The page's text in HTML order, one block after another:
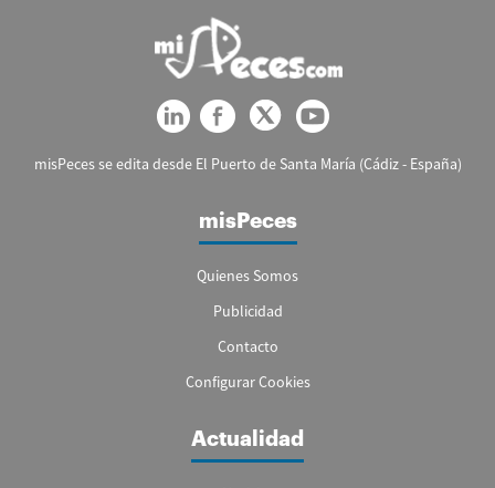
misPeces se edita desde El Puerto de Santa María (Cádiz - España)
misPeces
Quienes Somos
Publicidad
Contacto
Configurar Cookies
Actualidad